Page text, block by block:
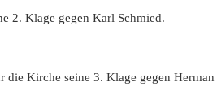
2. Klage gegen Karl Schmied.
die Kirche seine 3. Klage gegen Herman